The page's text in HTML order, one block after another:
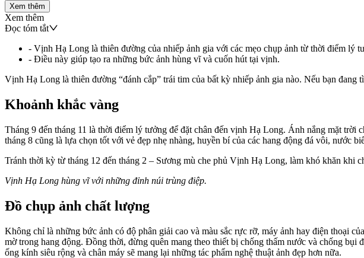
Xem thêm
Xem thêm
Đọc tóm tắt
- Vịnh Hạ Long là thiên đường của nhiếp ảnh gia với các mẹo chụp ảnh từ thời điểm lý
- Điều này giúp tạo ra những bức ảnh hùng vĩ và cuốn hút tại vịnh.
Vịnh Hạ Long là thiên đường “đánh cắp” trái tim của bất kỳ nhiếp ảnh gia nào. Nếu bạn
Khoảnh khắc vàng
Tháng 9 đến tháng 11 là thời điểm lý tưởng để đặt chân đến vịnh Hạ Long. Ánh nắng mặt
tháng 8 cũng là lựa chọn tốt với vẻ đẹp nhẹ nhàng, huyền bí của các hang động đá vôi, nước
Tránh thời kỳ từ tháng 12 đến tháng 2 – Sương mù che phủ Vịnh Hạ Long, làm khó khăn khi
Vịnh Hạ Long hùng vĩ với những đỉnh núi trùng điệp.
Đồ chụp ảnh chất lượng
Không chỉ là những bức ảnh có độ phân giải cao và màu sắc rực rỡ, máy ảnh hay điện thoại
mờ trong hang động. Đồng thời, đừng quên mang theo thiết bị chống thấm nước và chống
ống kính siêu rộng và chân máy sẽ mang lại những tác phẩm nghệ thuật ảnh đẹp hơn nữa.